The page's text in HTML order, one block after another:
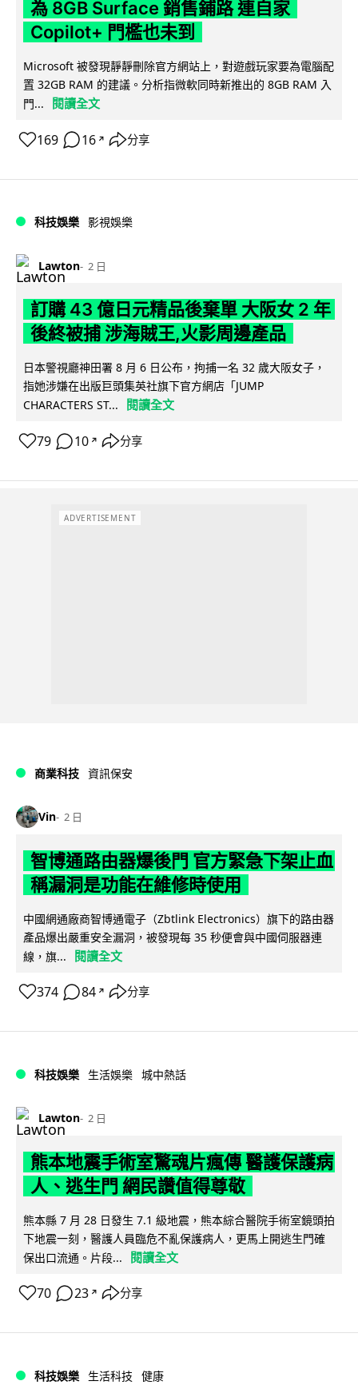
為 8GB Surface 銷售鋪路 連自家
Copilot+ 門檻也未到
Microsoft 被發現靜靜刪除官方網站上，對遊戲玩家要為電腦配
置 32GB RAM 的建議。分析指微軟同時新推出的 8GB RAM 入
門...
閱讀全文
169 16 ↗ 分享
科技娛樂 影視娛樂
Lawton 2 日
訂購 43 億日元精品後棄單 大阪女 2 年
後終被捕 涉海賊王,火影周邊產品
日本警視廳神田署 8 月 6 日公布，拘捕一名 32 歲大阪女子，
指她涉嫌在出版巨頭集英社旗下官方網店「JUMP
CHARACTERS ST...
閱讀全文
79 10 ↗ 分享
ADVERTISEMENT
商業科技 資訊保安
Vin 2 日
智博通路由器爆後門 官方緊急下架止血
稱漏洞是功能在維修時使用
中國網通廠商智博通電子（Zbtlink Electronics）旗下的路由器
產品爆出嚴重安全漏洞，被發現每 35 秒便會與中國伺服器連
線，旗...
閱讀全文
374 84 ↗ 分享
科技娛樂 生活娛樂 城中熱話
Lawton 2 日
熊本地震手術室驚魂片瘋傳 醫護保護病
人、逃生門 網民讚值得尊敬
熊本縣 7 月 28 日發生 7.1 級地震，熊本綜合醫院手術室鏡頭拍
下地震一刻，醫護人員臨危不亂保護病人，更馬上開逃生門確
保出口流通。片段...
閱讀全文
70 23 ↗ 分享
科技娛樂 生活科技 健康